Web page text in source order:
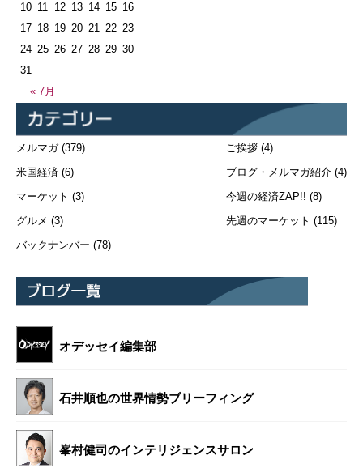
« 7月
10 11 12 13 14 15 16
17 18 19 20 21 22 23
24 25 26 27 28 29 30
31
メルマガ(379)
米国経済 (6)
マーケット (3)
グルメ (3)
バックナンバー (78)
ご挨拶 (4)
ブログ・メルマガ紹介 (4)
今週の経済ZAP!! (8)
先週のマーケット (115)
オデッセイ編集部
石井順也の世界情勢ブリーフィング
峯村健司のインテリジェンスサロン